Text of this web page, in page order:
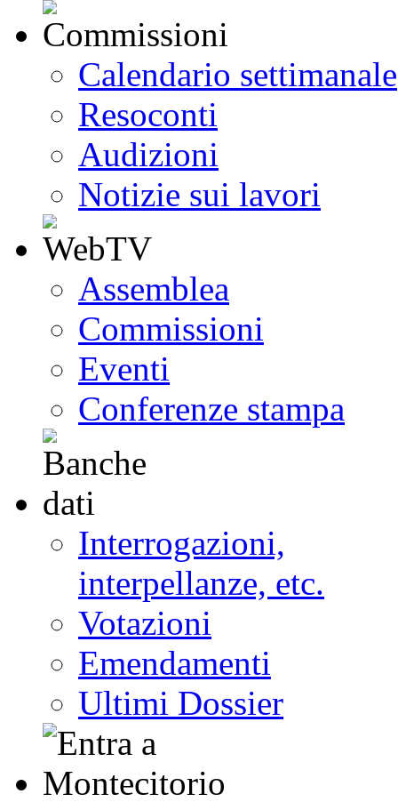
Calendario settimanale
Resoconti
Audizioni
Notizie sui lavori
Assemblea
Commissioni
Eventi
Conferenze stampa
Interrogazioni,
interpellanze, etc.
Votazioni
Emendamenti
Ultimi Dossier